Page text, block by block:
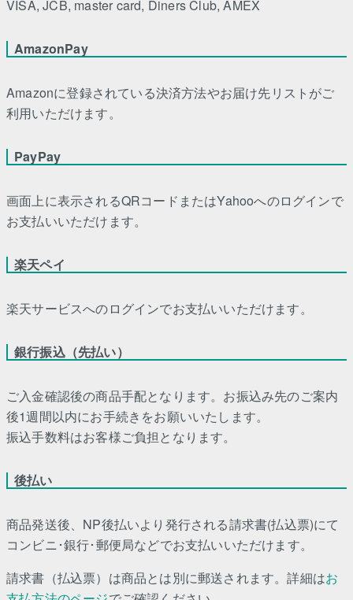
VISA, JCB, master card, Diners Club, AMEX
AmazonPay
Amazonに登録されている決済方法やお届け先リストがご
利用いただけます。
PayPay
画面上に表示されるQRコードまたはYahooへのログインで
お支払いいただけます。
楽天ペイ
楽天サービスへのログインでお支払いいただけます。
銀行振込（先払い）
ご入金確認後の商品手配となります。お振込み先のご案内
後1週間以内にお手続きをお願いいたします。
振込手数料はお客様ご負担となります。
後払い
商品発送後、NP後払いより発行される請求書(払込票)にて
コンビニ･銀行･郵便局などでお支払いいただけます。
請求書（払込票）は商品とは別に郵送されます。詳細はお